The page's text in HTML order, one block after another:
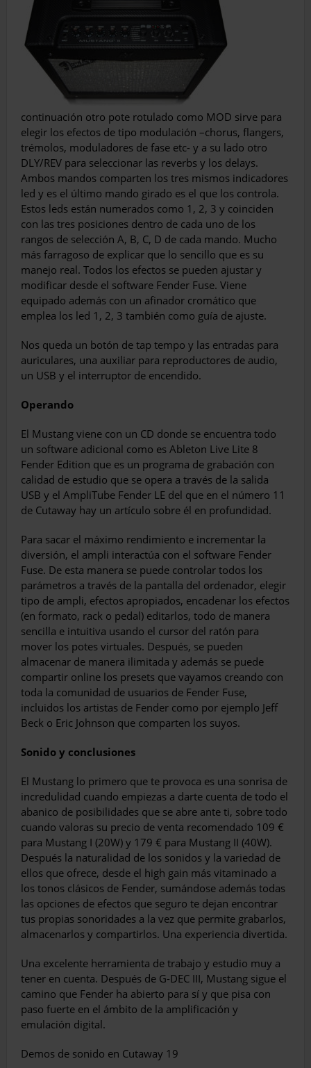
continuación otro pote rotulado como MOD sirve para
elegir los efectos de tipo modulación –chorus, flangers,
trémolos, moduladores de fase etc- y a su lado otro
DLY/REV para seleccionar las reverbs y los delays.
Ambos mandos comparten los tres mismos indicadores
led y es el último man­do girado es el que los controla.
Estos leds están numerados como 1, 2, 3 y coinciden
con las tres posiciones dentro de cada uno de los
rangos de selección A, B, C, D de cada mando. Mucho
más farragoso de ex­plicar que lo sencillo que es su
manejo real. Todos los efectos se pueden ajustar y
modi­ficar desde el software Fender Fuse. Viene
equipado además con un afinador cromáti­co que
emplea los led 1, 2, 3 también como guía de ajuste.
Nos queda un botón de tap tempo y las en­tradas para
auriculares, una auxiliar para re­productores de audio,
un USB y el interruptor de encendido.
Operando
El Mustang viene con un CD donde se en­cuentra todo
un software adicional como es Ableton Live Lite 8
Fender Edition que es un programa de grabación con
calidad de estudio que se opera a través de la salida
USB y el AmpliTube Fender LE del que en el número 11
de Cutaway hay un artículo sobre él en profundidad.
Para sacar el máximo rendimiento e incre­mentar la
diversión, el ampli interactúa con el software Fender
Fuse. De esta manera se puede controlar todos los
parámetros a tra­vés de la pantalla del ordenador, elegir
tipo de ampli, efectos apropiados, encadenar los efectos
(en formato, rack o pedal) editarlos, todo de manera
sencilla e intuitiva usando el cursor del ratón para
mover los potes virtua­les. Después, se pueden
almacenar de ma­nera ilimitada y además se puede
compartir online los presets que vayamos creando con
toda la comunidad de usuarios de Fender Fuse,
incluidos los artistas de Fender como por ejemplo Jeff
Beck o Eric Johnson que comparten los suyos.
Sonido y conclusiones
El Mustang lo primero que te provoca es una sonrisa de
incredulidad cuando em­piezas a darte cuenta de todo el
abanico de posibilidades que se abre ante ti, sobre todo
cuando valoras su precio de venta recomen­dado 109 €
para Mustang I (20W) y 179 € para Mustang II (40W).
Después la naturalidad de los sonidos y la variedad de
ellos que ofrece, desde el high gain más vitaminado a
los to­nos clásicos de Fender, sumándose además todas
las opciones de efectos que seguro te dejan encontrar
tus propias sonoridades a la vez que permite grabarlos,
almacenarlos y compartirlos. Una experiencia divertida.
Una excelente herramienta de trabajo y estu­dio muy a
tener en cuenta. Después de G-DEC III, Mustang sigue el
camino que Fender ha abierto para sí y que pisa con
paso fuerte en el ámbito de la amplificación y
emulación digital.
Demos de sonido en Cutaway 19